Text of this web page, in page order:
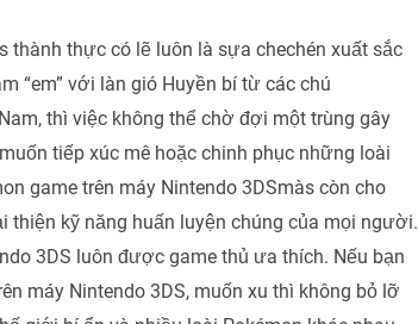
thành thực có lẽ luôn là sựa chechén xuất sắc
“em” với làn gió Huyền bí từ các chú
thì việc không thể chờ đợi một trùng gây
tiếp xúc mê hoặc chinh phục những loài
game trên máy Nintendo 3DSmàs còn cho
kỹ năng huấn luyện chúng của mọi người.
3DS luôn được game thủ ưa thích. Nếu bạn
máy Nintendo 3DS, muốn xu thì không bỏ lỡ